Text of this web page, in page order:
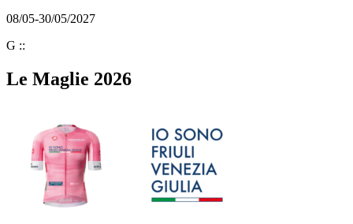
08/05-30/05/2027
G ::
Le Maglie 2026